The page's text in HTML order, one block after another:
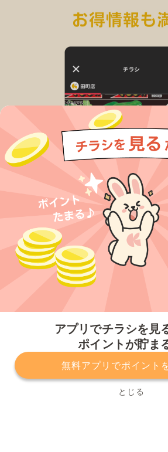
アプリでチラシを見
ポイントが貯ま
無料アプリでポイント
とじる
プライバシーポリシー 利用規約
サービスに関してのお問い合わせ